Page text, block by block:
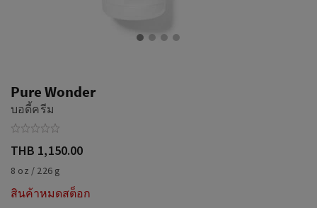
Pure Wonder
บอดี้ครีม
THB 1,150.00
8 oz / 226 g
สินค้าหมดสต็อก